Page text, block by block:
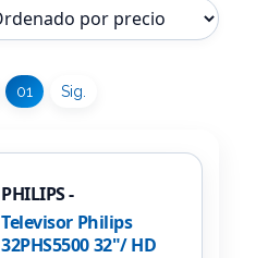
01 Sig.
PHILIPS -
32PHS5500/12
Televisor Philips
32PHS5500 32"/ HD